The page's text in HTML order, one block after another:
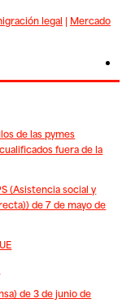
legal | Mercado
de las pymes
fuera de la
(Asistencia social y
de 7 de mayo de
de 3 de junio de